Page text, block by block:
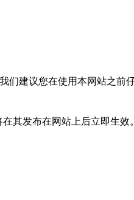
们建议您在使用本网站之前
其发布在网站上后立即生效